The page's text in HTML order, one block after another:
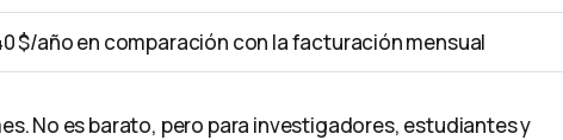
$/año en comparación con la facturación mensual
No es barato, pero para investigadores, estudiantes y